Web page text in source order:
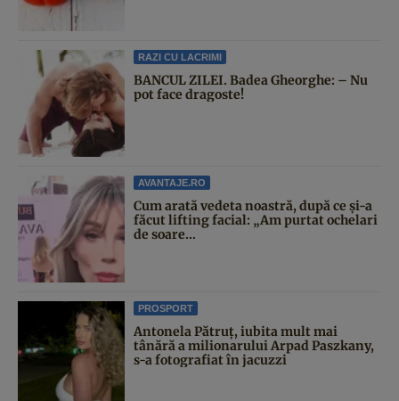
RAZI CU LACRIMI
BANCUL ZILEI. Badea Gheorghe: – Nu
pot face dragoste!
AVANTAJE.RO
Cum arată vedeta noastră, după ce și-a
făcut lifting facial: „Am purtat ochelari
de soare...
PROSPORT
Antonela Pătruț, iubita mult mai
tânără a milionarului Arpad Paszkany,
s-a fotografiat în jacuzzi